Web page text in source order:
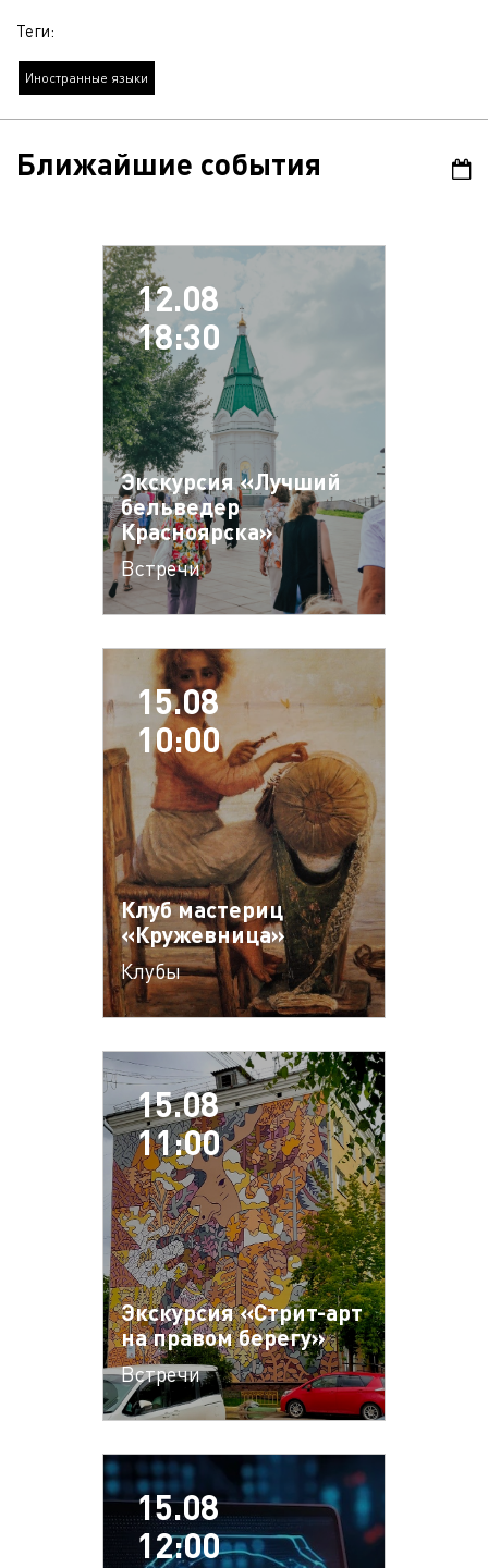
Теги:
Иностранные языки
Ближайшие события
12.08
18:30
Экскурсия «Лучший
бельведер
Красноярска»
Встречи
15.08
10:00
Клуб мастериц
«Кружевница»
Клубы
15.08
11:00
Экскурсия «Стрит-арт
на правом берегу»
Встречи
15.08
12:00